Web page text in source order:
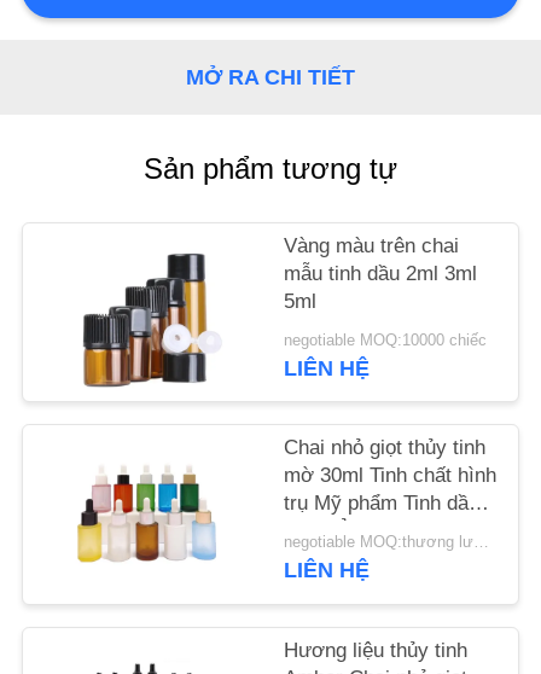
QUAN
SOÁT
LƯỢNG
HỆ
CHÚNG
TIN
MỞ RA CHI TIẾT
Sản phẩm tương tự
Vàng màu trên chai
mẫu tinh dầu 2ml 3ml
5ml
negotiable MOQ:10000 chiếc
LIÊN HỆ
Chai nhỏ giọt thủy tinh
mờ 30ml Tinh chất hình
trụ Mỹ phẩm Tinh dầu
vai phẳng
negotiable MOQ:thương lượng
LIÊN HỆ
Hương liệu thủy tinh